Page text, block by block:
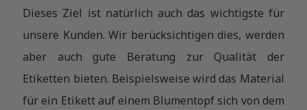
Dieses Ziel ist natürlich auch das wichtigste für
unsere Kunden. Wir berücksichtigen dies, werden
aber auch gute Beratung zur Qualität der
Etiketten bieten. Beispielsweise wird das Material
für ein Etikett auf einem Blumentopf sich von dem